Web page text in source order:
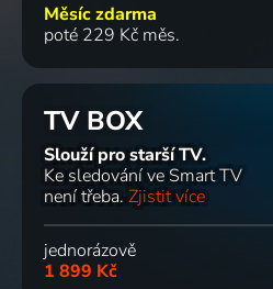
Měsíc zdarma
poté 229 Kč měs.
TV BOX
Slouží pro starší TV.
Ke sledování ve Smart TV
není třeba. Zjistit více
jednorázově
1 899 Kč